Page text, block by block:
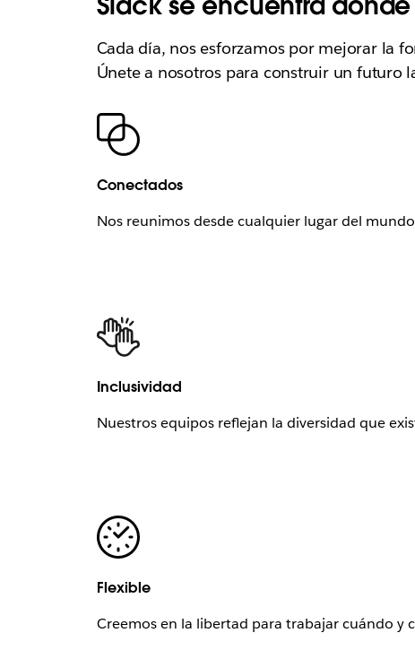
Cada día, nos esforzamos por mejorar la
Únete a nosotros para construir un futuro
Conectados
Nos reunimos desde cualquier lugar del
Inclusividad
Nuestros equipos reflejan la diversidad que
Flexible
Creemos en la libertad para trabajar cuándo y